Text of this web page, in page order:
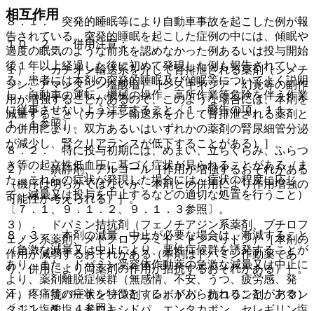
相互作用
１０．２． 併用注意：
１）． カチオン輸送系を介して腎排泄される薬剤（シメチ
ジン、アマンタジン塩酸塩）［ジスキネジア・幻覚等の副作
用が増強することがあるので、このような場合には、本剤を
減量すること（カチオン輸送系を介して腎排泄される薬剤と
の併用により、双方あるいはいずれかの薬剤の腎尿細管分泌
が減少し、腎クリアランスが低下することがある）］。
２）． 鎮静剤、アルコール［作用が増強するおそれがある
（機序は明らかではないが、本剤との併用により作用増強の
可能性が考えられる）］。
３）． ドパミン拮抗剤（フェノチアジン系薬剤、ブチロフ
ェノン系薬剤、メトクロプラミド、ドンペリドン）［本剤の
作用が減弱するおそれがある（本剤はドパミン作動薬であ
り、併用により両薬剤の作用が拮抗するおそれがある）］。
４）． 抗パーキンソン剤（レボドパ、抗コリン剤、アマン
８．１． 突発的睡眠等により自動車事故を起こした例が報
告されている。突発的睡眠を起こした症例の中には、傾眠や
過度の眠気のような前兆を認めなかった例あるいは投与開始
後１年以上経過した後に初めて発現した例も報告されてい
る。患者には本剤の突発的睡眠及び傾眠等についてよく説明
し、自動車の運転、機械の操作、高所作業等危険を伴う作業
に従事させないよう注意すること〔１．警告の項、１１．
１．１参照〕。
８．２． 特に投与初期には、めまい、立ちくらみ、ふらつ
き等の起立性低血圧に基づく症状が見られることがある（ま
た、これらの症状が発現した場合には、症状の程度に応じ
て、減量又は投与を中止するなどの適切な処置を行うこと）
〔７．１、９．１．２、９．１．３参照〕。
８．３． 本剤の減量、中止が必要な場合は、漸減すること
（急激な減量又は中止により、悪性症候群を誘発することが
あり、また、ドパミン受容体作動薬の急激な減量又は中止に
より、薬剤離脱症候群（無感情、不安、うつ、疲労感、発
汗、疼痛等の症状を特徴とする）があらわれることがある）
〔１１．１．４参照〕。